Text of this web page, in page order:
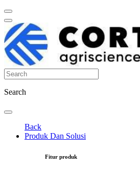
Search
Back
Produk Dan Solusi
Fitur produk